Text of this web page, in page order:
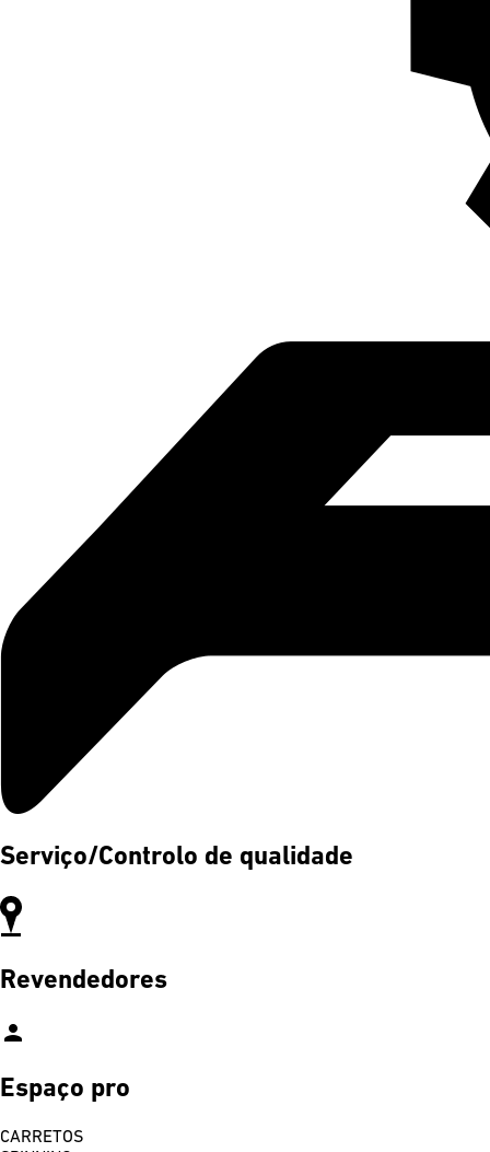
Serviço/Controlo de qualidade
Revendedores
person
Espaço pro
CARRETOS